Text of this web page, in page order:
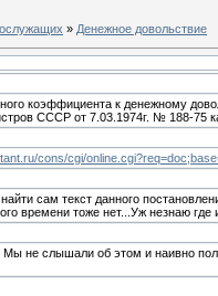
» Денежное довольствие
коэффициента к денежному
СССР от 7.03.1974г. № 188-75
cons/cgi/
найти сам текст данного
времени тоже нет...Уж незнаю где
не слышали об этом и наивно